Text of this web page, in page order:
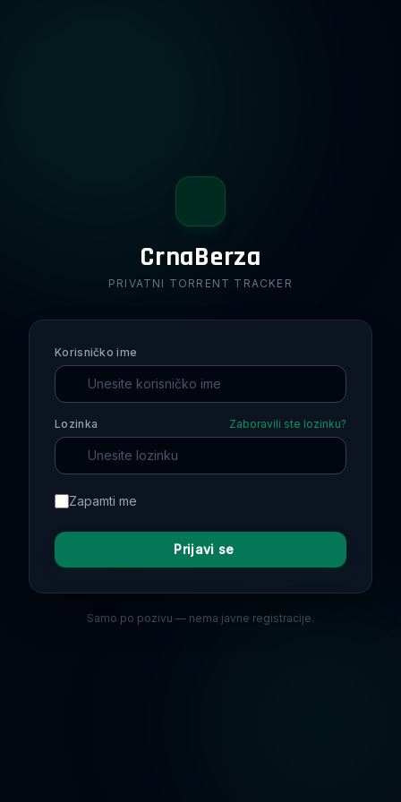
CrnaBerza
PRIVATNI TORRENT TRACKER
Korisničko ime
Lozinka Zaboravili ste lozinku?
Zapamti me
Prijavi se
Samo po pozivu — nema javne registracije.